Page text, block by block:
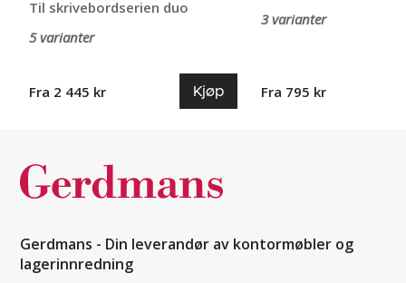
Til skrivebordserien duo
5 varianter
Fra 2 445 kr Kjøp
3 varianter
Fra 795 kr
Gerdmans - Din leverandør av kontormøbler og
lagerinnredning